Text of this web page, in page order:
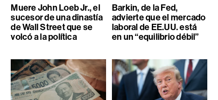
Muere John Loeb Jr., el
sucesor de una dinastía
de Wall Street que se
volcó a la política
Barkin, de la Fed,
advierte que el mercado
laboral de EE.UU. está
en un “equilibrio débil”